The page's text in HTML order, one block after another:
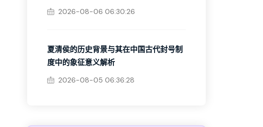
2026-08-06 06:30:26
夏清侯的历史背景与其在中国古代封号制
度中的象征意义解析
2026-08-05 06:36:28